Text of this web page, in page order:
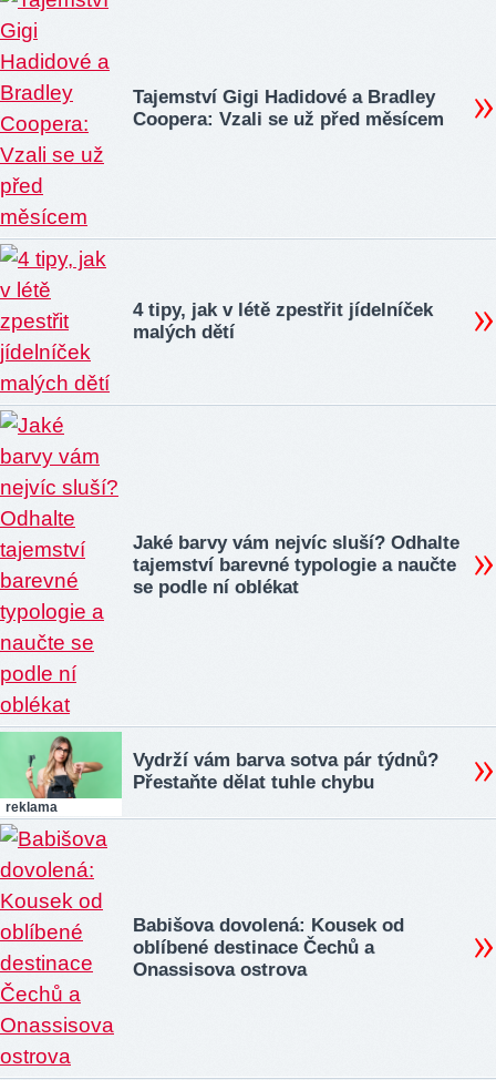
Tajemství Gigi Hadidové a Bradley
Coopera: Vzali se už před měsícem
4 tipy, jak v létě zpestřit jídelníček
malých dětí
Jaké barvy vám nejvíc sluší? Odhalte
tajemství barevné typologie a naučte
se podle ní oblékat
reklama
Vydrží vám barva sotva pár týdnů?
Přestaňte dělat tuhle chybu
Babišova dovolená: Kousek od
oblíbené destinace Čechů a
Onassisova ostrova